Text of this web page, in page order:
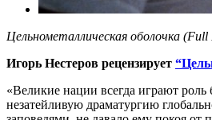
Цельнометаллическая оболочка
Игорь Нестеров рецензирует
«Великие нации всегда играют
незатейливую драматургию